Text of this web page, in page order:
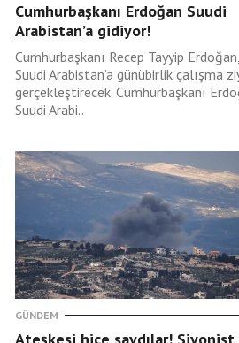
Cumhurbaşkanı Erdoğan Suudi
Arabistan’a gidiyor!
Cumhurbaşkanı Recep Tayyip
Suudi Arabistan’a günübirlik çalışma
gerçekleştirecek. Cumhurbaşkanı
Suudi Arabi..
GÜNDEM